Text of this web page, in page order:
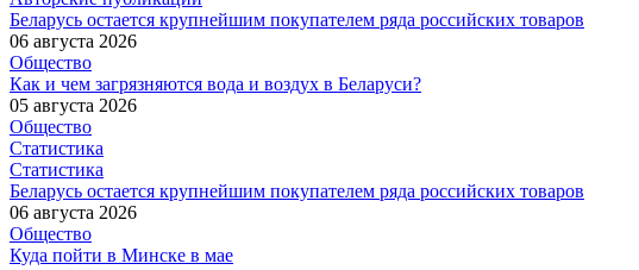
Беларусь остается крупнейшим покупателем ряда российских товаров
06 августа 2026
Общество
Как и чем загрязняются вода и воздух в Беларуси?
05 августа 2026
Общество
Статистика
Статистика
Беларусь остается крупнейшим покупателем ряда российских товаров
06 августа 2026
Общество
Куда пойти в Минске в мае